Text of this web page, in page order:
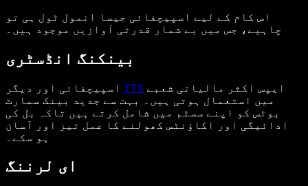
اس کام کے لیے اسپیچفائی جیسا انمول ٹول ہی تو
چاہیے، جس میں بے شمار قدرتی آوازیں موجود ہیں۔
بینکنگ انڈسٹری
TTS
میں استعمال ہوتی ہیں۔ بہت سے جدید بینک سمارٹ
بوٹس کو اپنے سسٹم میں شامل کرتے ہیں تاکہ بل کی
ادائیگی اور اکاؤنٹس کھولنے کا عمل تیز اور آسان
ہو سکے۔
ای لرننگ